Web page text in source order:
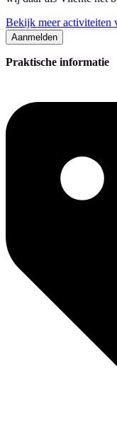
Bekijk meer activiteiten
Aanmelden
Praktische informatie